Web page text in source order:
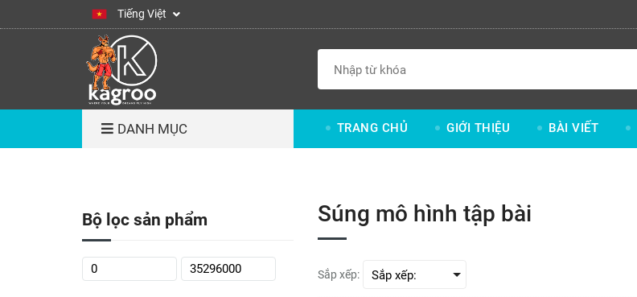
Tiếng Việt
DANH MỤC TRANG CHỦ GIỚI THIỆU BÀI VIẾT
Súng mô hình tập bài
Sắp xếp:
Bộ lọc sản phẩm